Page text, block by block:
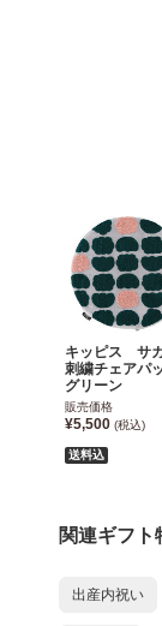
キッピス サ
刺繍チェアパ
グリーン
販売価格
¥5,500 (税込)
送料込
関連ギフト
出産内祝い